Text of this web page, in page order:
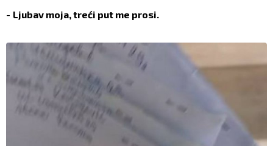
- Ljubav moja, treći put me prosi.